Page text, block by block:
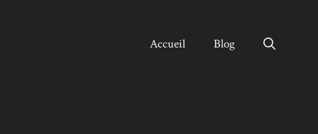
Accueil Blog